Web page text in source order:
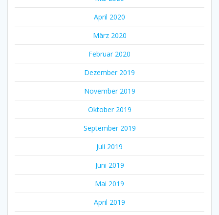
April 2020
März 2020
Februar 2020
Dezember 2019
November 2019
Oktober 2019
September 2019
Juli 2019
Juni 2019
Mai 2019
April 2019